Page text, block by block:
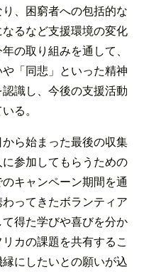
、困窮者への包括的な
るなど支援環境の変化
の取り組みを通して、
「同悲」といった精神
識し、今後の支援活動
る。
ら始まった最後の収集
参加してもらうための
キャンペーン期間を通
ってきたボランティア
得た学びや喜びを分か
カの課題を共有するこ
にしたいとの願いが込